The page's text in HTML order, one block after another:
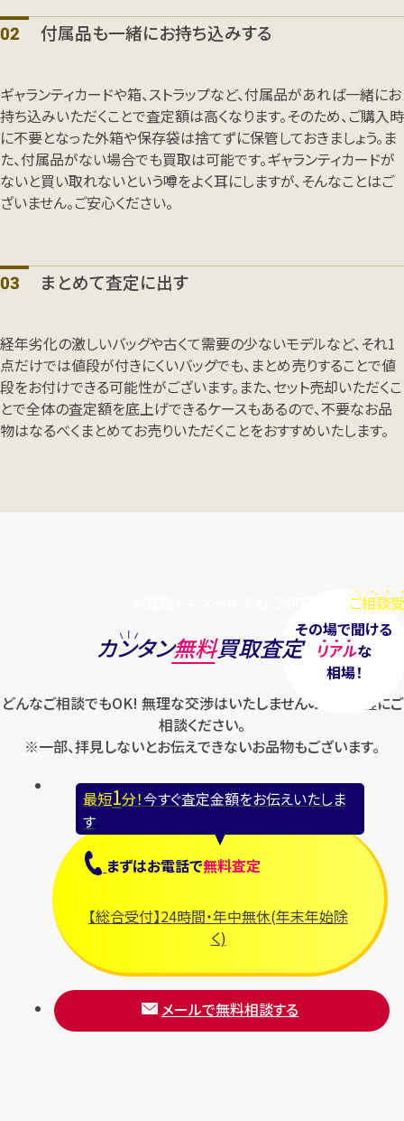
付属品も一緒にお持ち込みする
ギャランティカードや箱、ストラップなど、付属品があれば一緒にお
持ち込みいただくことで査定額は高くなります。そのため、ご購入時
に不要となった外箱や保存袋は捨てずに保管しておきましょう。ま
た、付属品がない場合でも買取は可能です。ギャランティカードが
ないと買い取れないという噂をよく耳にしますが、そんなことはご
ざいません。ご安心ください。
まとめて査定に出す
経年劣化の激しいバッグや古くて需要の少ないモデルなど、それ1
点だけでは値段が付きにくいバッグでも、まとめ売りすることで値
段をお付けできる可能性がございます。また、セット売却いただくこ
とで全体の査定額を底上げできるケースもあるので、不要なお品
物はなるべくまとめてお売りいただくことをおすすめいたします。
ご相談
その場で聞ける
リアルな
相場！
カンタン無料買取査定
どんなご相談でもOK! 無理な交渉はいたしませんのでお気軽にご
相談ください。
※一部、拝見しないとお伝えできないお品物もございます。
最短1分！今すぐ査定金額をお伝えいたしま
す
まずはお電話で無料査定
【総合受付】24時間・年中無休(年末年始除
く)
メールで無料相談する